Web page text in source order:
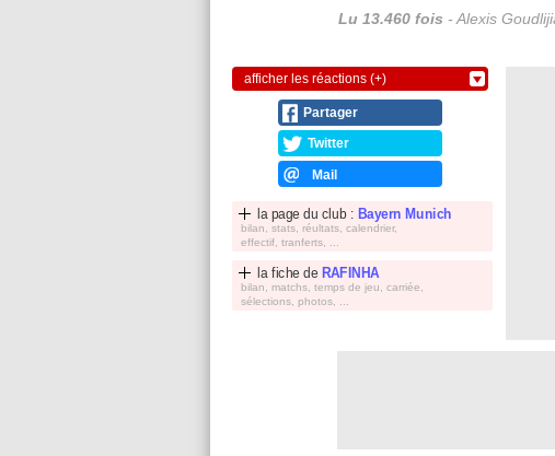
Lu 13.460 fois - Alexis
afficher les réactions (+)
Partager
Twitter
Mail
la page du club : Bayern Munich
bilan, stats, réultats, calendrier,
effectif, tranferts, ...
la fiche de RAFINHA
bilan, matchs, temps de jeu, carriée,
sélections, photos, ...